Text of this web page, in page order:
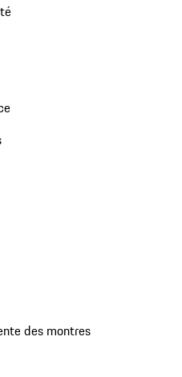
des montres